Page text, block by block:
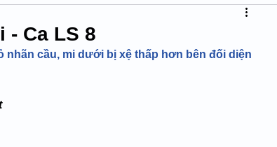
- Ca LS 8
nhãn cầu, mi dưới bị xệ thấp hơn bên đối diện